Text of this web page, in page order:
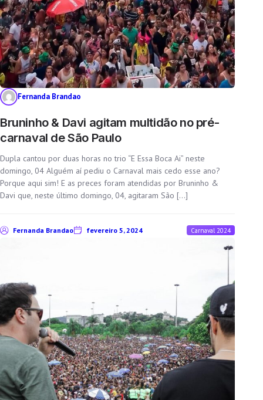
Fernanda Brandao
Bruninho & Davi agitam multidão no pré-
carnaval de São Paulo
Dupla cantou por duas horas no trio “E Essa Boca Ai” neste
domingo, 04 Alguém aí pediu o Carnaval mais cedo esse ano?
Porque aqui sim! E as preces foram atendidas por Bruninho &
Davi que, neste último domingo, 04, agitaram São […]
Fernanda Brandao fevereiro 5, 2024 Carnaval 2024